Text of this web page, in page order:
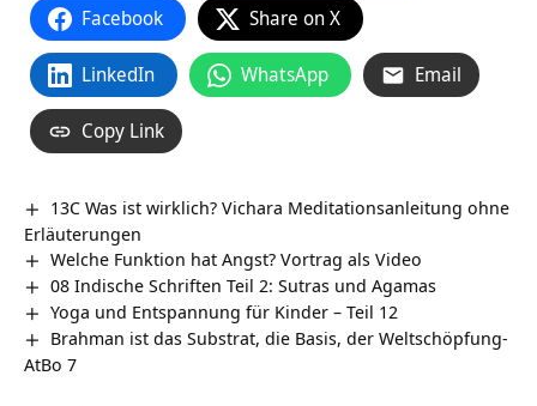
Facebook Share on X
LinkedIn WhatsApp Email
Copy Link
13C Was ist wirklich? Vichara Meditationsanleitung ohne
Erläuterungen
Welche Funktion hat Angst? Vortrag als Video
08 Indische Schriften Teil 2: Sutras und Agamas
Yoga und Entspannung für Kinder – Teil 12
Brahman ist das Substrat, die Basis, der Weltschöpfung-
AtBo 7